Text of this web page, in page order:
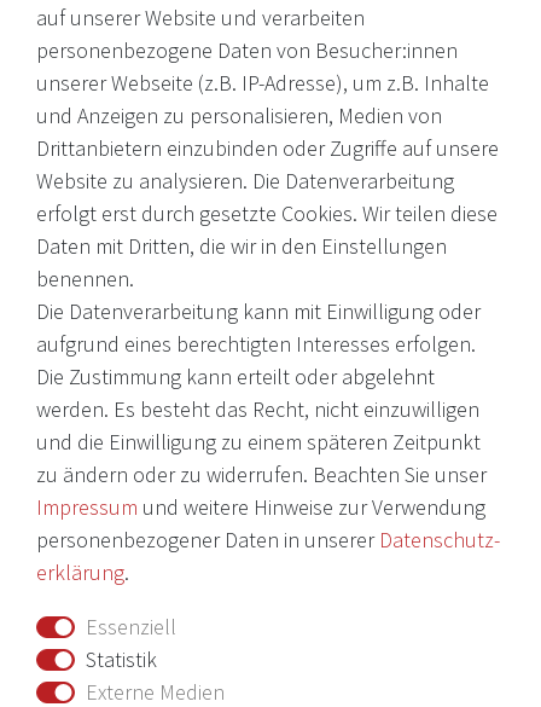
Internationale Weine, Brände, Feinkost & mehr. Entdecken Sie
unser Sortiment online oder in unserem Ladengeschäft. Wenn
Sie Fragen haben, wenden Sie sich an uns.
EMail: shop@victoria-weine.com
Telefon: +49 (0)7931 56 34 11
© 2026 Copyright Victoria Weine
Impressum
Daten­schutz­erklärung
AGB
Barrierefreiheitserklärung
Widerrufs­recht
Vertrag widerrufen
auf unserer Website und verarbeiten
personenbezogene Daten von Besucher:innen
unserer Webseite (z.B. IP-Adresse), um z.B. Inhalte
und Anzeigen zu personalisieren, Medien von
Drittanbietern einzubinden oder Zugriffe auf unsere
Website zu analysieren. Die Datenverarbeitung
erfolgt erst durch gesetzte Cookies. Wir teilen diese
Daten mit Dritten, die wir in den Einstellungen
benennen.
Die Datenverarbeitung kann mit Einwilligung oder
aufgrund eines berechtigten Interesses erfolgen.
Die Zustimmung kann erteilt oder abgelehnt
werden. Es besteht das Recht, nicht einzuwilligen
und die Einwilligung zu einem späteren Zeitpunkt
zu ändern oder zu widerrufen. Beachten Sie unser
Impressum und weitere Hinweise zur Verwendung
personenbezogener Daten in unserer Daten­schutz­
erklärung.
Essenziell
Statistik
Externe Medien